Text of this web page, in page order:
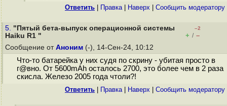
Ответить Правка| Наверх Cообщить модератору
5. "Пятый бета-выпуск операционной системы
Haiku R1 "
–2
+ / –
Сообщение от Аноним (-), 14-Сен-24, 10:12
Что-то батарейка у них судя по скрину - убитая просто в
г@вно. От 5600mAh осталось 2700, это более чем в 2 раза
скисла. Железо 2005 года чтоли?!
Ответить Правка| Наверх Cообщить модератору